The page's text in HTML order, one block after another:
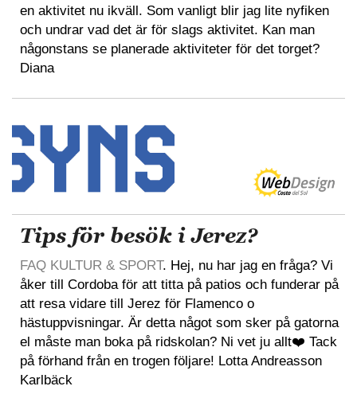
en aktivitet nu ikväll. Som vanligt blir jag lite nyfiken
och undrar vad det är för slags aktivitet. Kan man
någonstans se planerade aktiviteter för det torget?
Diana
Tips för besök i Jerez?
FAQ KULTUR & SPORT. Hej, nu har jag en fråga? Vi
åker till Cordoba för att titta på patios och funderar på
att resa vidare till Jerez för Flamenco o
hästuppvisningar. Är detta något som sker på gatorna
el måste man boka på ridskolan? Ni vet ju allt❤️ Tack
på förhand från en trogen följare! Lotta Andreasson
Karlbäck